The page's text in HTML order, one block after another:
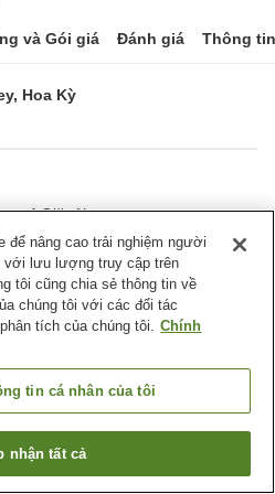
và Gói giá Đánh giá Thông
Hoa Kỳ
Giặt ủi
Quận Bergen
trống
để nâng cao trải nghiệm người
với lưu lượng truy cập trên
tôi cũng chia sẻ thông tin về
chúng tôi với các đối tác
tích của chúng tôi. Chính
tin cá nhân của tôi
nhận tất cả